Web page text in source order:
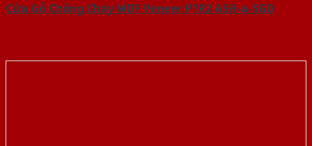
Cửa Gỗ Chống Cháy MDF Veneer P1R2 ASH-a-SGD